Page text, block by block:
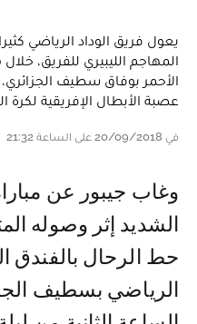
يعول فريق الوداد الرياضي
المهاجم الليبيري للفريق،
الأحمر بوفاق سطيف
عصبة الأبطال الإفريقية لكرة
في 20/09/2018 على الساعة 21:32
وغاب جيبور عن مباراة الذهاب، بداعي التعب
الشديد إثر وصوله
حط الرحال بالفندق
الرياضي بسطيف